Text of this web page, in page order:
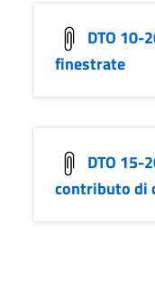
DTO 10-
finestrate
DTO 15-
contributo di